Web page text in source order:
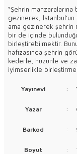
“Şehrin
gezinerek,
ama gezinerek şehrin
bir de içinde
birleştirebilmektir.
hafızasında şehrin
kederle, hüzünle ve
iyimserlikle
Yayınevi :
Yazar :
Barkod :
Boyut :